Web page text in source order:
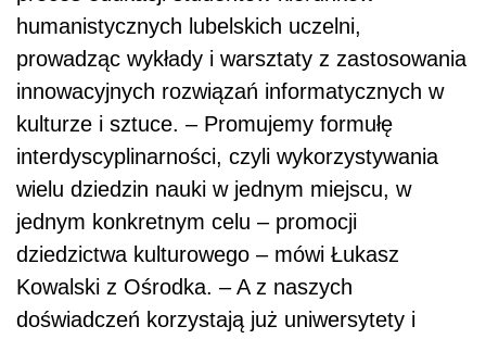
humanistycznych lubelskich uczelni,
prowadząc wykłady i warsztaty z zastosowania
innowacyjnych rozwiązań informatycznych w
kulturze i sztuce. – Promujemy formułę
interdyscyplinarności, czyli wykorzystywania
wielu dziedzin nauki w jednym miejscu, w
jednym konkretnym celu – promocji
dziedzictwa kulturowego – mówi Łukasz
Kowalski z Ośrodka. – A z naszych
doświadczeń korzystają już uniwersytety i